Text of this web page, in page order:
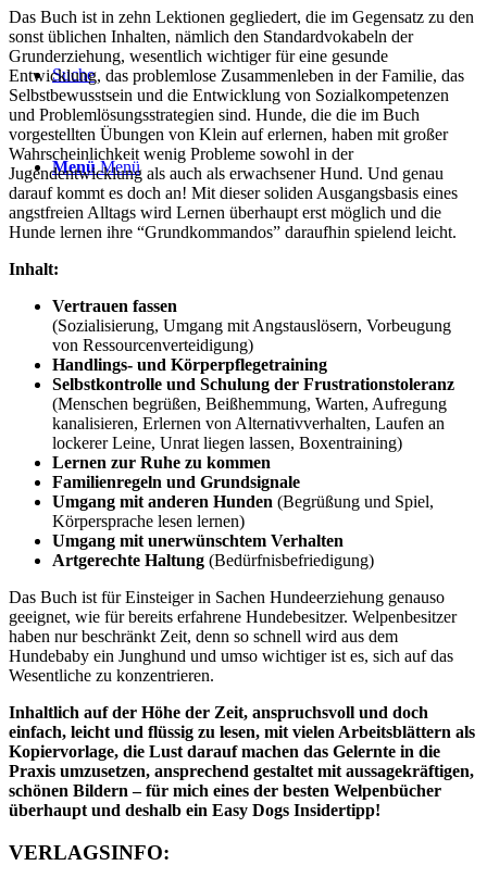
Suche
Menü Menü
Das Buch ist in zehn Lektionen gegliedert, die im Gegensatz zu den
sonst üblichen Inhalten, nämlich den Standardvokabeln der
Grunderziehung, wesentlich wichtiger für eine gesunde
Entwicklung, das problemlose Zusammenleben in der Familie, das
Selbstbewusstsein und die Entwicklung von Sozialkompetenzen
und Problemlösungsstrategien sind. Hunde, die die im Buch
vorgestellten Übungen von Klein auf erlernen, haben mit großer
Wahrscheinlichkeit wenig Probleme sowohl in der
Jugendentwicklung als auch als erwachsener Hund. Und genau
darauf kommt es doch an! Mit dieser soliden Ausgangsbasis eines
angstfreien Alltags wird Lernen überhaupt erst möglich und die
Hunde lernen ihre “Grundkommandos” daraufhin spielend leicht.
Inhalt:
Vertrauen fassen
(Sozialisierung, Umgang mit Angstauslösern, Vorbeugung
von Ressourcenverteidigung)
Handlings- und Körperpflegetraining
Selbstkontrolle und Schulung der Frustrationstoleranz
(Menschen begrüßen, Beißhemmung, Warten, Aufregung
kanalisieren, Erlernen von Alternativverhalten, Laufen an
lockerer Leine, Unrat liegen lassen, Boxentraining)
Lernen zur Ruhe zu kommen
Familienregeln und Grundsignale
Umgang mit anderen Hunden (Begrüßung und Spiel,
Körpersprache lesen lernen)
Umgang mit unerwünschtem Verhalten
Artgerechte Haltung (Bedürfnisbefriedigung)
Das Buch ist für Einsteiger in Sachen Hundeerziehung genauso
geeignet, wie für bereits erfahrene Hundebesitzer. Welpenbesitzer
haben nur beschränkt Zeit, denn so schnell wird aus dem
Hundebaby ein Junghund und umso wichtiger ist es, sich auf das
Wesentliche zu konzentrieren.
Inhaltlich auf der Höhe der Zeit, anspruchsvoll und doch
einfach, leicht und flüssig zu lesen, mit vielen Arbeitsblättern als
Kopiervorlage, die Lust darauf machen das Gelernte in die
Praxis umzusetzen, ansprechend gestaltet mit aussagekräftigen,
schönen Bildern – für mich eines der besten Welpenbücher
überhaupt und deshalb ein Easy Dogs Insidertipp!
VERLAGSINFO: